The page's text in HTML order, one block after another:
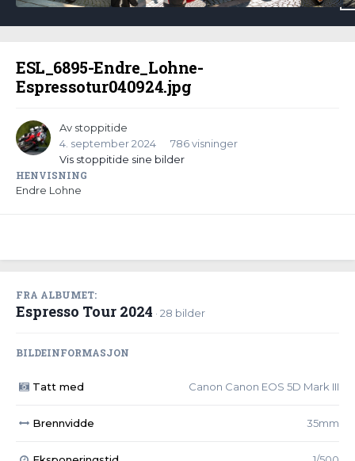
ESL_6895-Endre_Lohne-
Espressotur040924.jpg
Av stoppitide
4. september 2024
786 visninger
Vis stoppitide sine bilder
HENVISNING
Endre Lohne
FRA ALBUMET:
Espresso Tour 2024 · 28 bilder
BILDEINFORMASJON
Tatt med Canon Canon EOS 5D Mark III
Brennvidde 35mm